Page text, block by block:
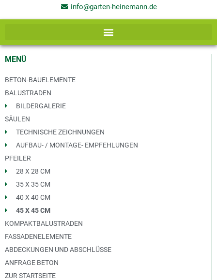
info@garten-heinemann.de
MENÜ
BETON-BAUELEMENTE
BALUSTRADEN
BILDERGALERIE
SÄULEN
TECHNISCHE ZEICHNUNGEN
AUFBAU- / MONTAGE- EMPFEHLUNGEN
PFEILER
28 X 28 CM
35 X 35 CM
40 X 40 CM
45 X 45 CM
KOMPAKTBALUSTRADEN
FASSADENELEMENTE
ABDECKUNGEN UND ABSCHLÜSSE
ANFRAGE BETON
ZUR STARTSEITE